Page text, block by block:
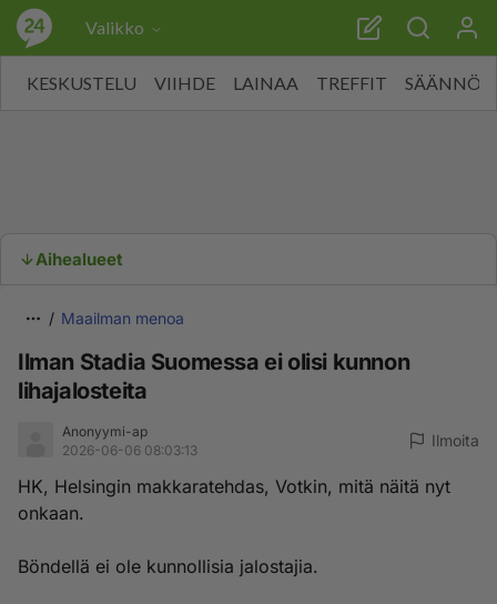
Valikko
KESKUSTELU VIIHDE LAINAA TREFFIT SÄÄNNÖT
Aihealueet
Maailman menoa
Ilman Stadia Suomessa ei olisi kunnon
lihajalosteita
Anonyymi-ap
2026-06-06 08:03:13
Ilmoita
HK, Helsingin makkaratehdas, Votkin, mitä näitä nyt
onkaan.
Böndellä ei ole kunnollisia jalostajia.